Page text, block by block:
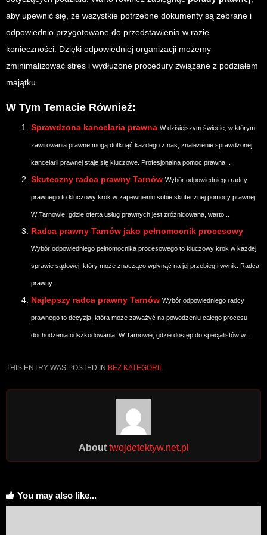
aby upewnić się, że wszystkie potrzebne dokumenty są zebrane i
odpowiednio przygotowane do przedstawienia w razie
konieczności. Dzięki odpowiedniej organizacji możemy
zminimalizować stres i wydłużone procedury związane z podziałem
majątku.
W Tym Temacie Również:
Sprawdzona kancelaria prawna W dzisiejszym świecie, w którym
zawirowania prawne mogą dotknąć każdego z nas, znalezienie sprawdzonej
kancelarii prawnej staje się kluczowe. Profesjonalna pomoc prawna...
Skuteczny radca prawny Tarnów Wybór odpowiedniego radcy
prawnego to kluczowy krok w zapewnieniu sobie skutecznej pomocy prawnej.
W Tarnowie, gdzie oferta usług prawnych jest zróżnicowana, warto...
Radca prawny Tarnów jako pełnomocnik procesowy
Wybór odpowiedniego pełnomocnika procesowego to kluczowy krok w każdej
sprawie sądowej, który może znacząco wpłynąć na jej przebieg i wynik. Radca
prawny...
Najlepszy radca prawny Tarnów Wybór odpowiedniego radcy
prawnego to decyzja, która może zaważyć na powodzeniu całego procesu
dochodzenia odszkodowania. W Tarnowie, gdzie dostęp do specjalistów w...
THIS ENTRY WAS POSTED IN BEZ KATEGORII .
About twojdetektyw.net.pl
You may also like...